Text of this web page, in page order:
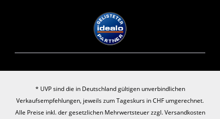
* UVP sind die in Deutschland gültigen unverbindlichen
Verkaufsempfehlungen, jeweils zum Tageskurs in CHF umgerechnet.
Alle Preise inkl. der gesetzlichen Mehrwertsteuer zzgl.Versandkosten